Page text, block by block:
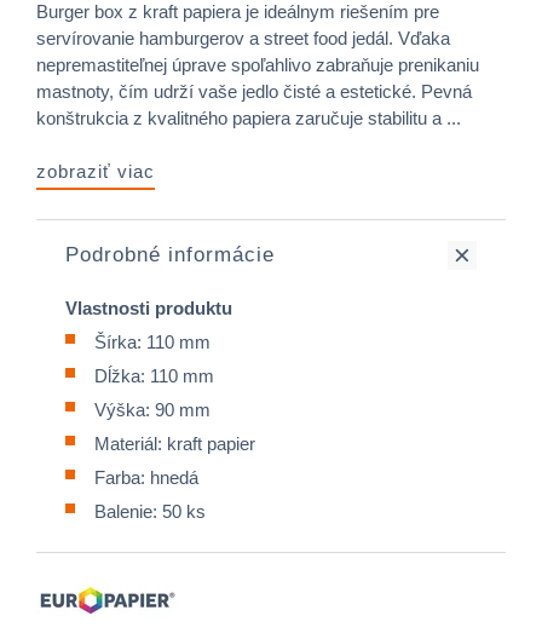
Burger box z kraft papiera je ideálnym riešením pre
servírovanie hamburgerov a street food jedál. Vďaka
nepremastiteľnej úprave spoľahlivo zabraňuje prenikaniu
mastnoty, čím udrží vaše jedlo čisté a estetické. Pevná
konštrukcia z kvalitného papiera zaručuje stabilitu a ...
zobraziť viac
Podrobné informácie
Vlastnosti produktu
Šírka: 110 mm
Dĺžka: 110 mm
Výška: 90 mm
Materiál: kraft papier
Farba: hnedá
Balenie: 50 ks